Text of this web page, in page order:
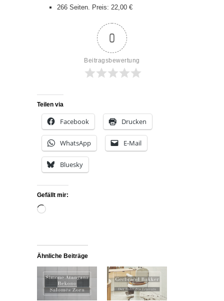
266 Seiten. Preis: 22,00 €
0
Beitragsbewertung
Teilen via
Facebook Drucken
WhatsApp E-Mail
Bluesky
Gefällt mir:
Wird
Ähnliche Beiträge